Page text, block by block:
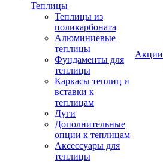
Теплицы
Теплицы из
поликарбоната
Алюминиевые
теплицы
Фундаменты для
теплицы
Каркасы теплиц и
вставки к
теплицам
Дуги
Дополнительные
опции к теплицам
Аксессуары для
теплицы
Акции